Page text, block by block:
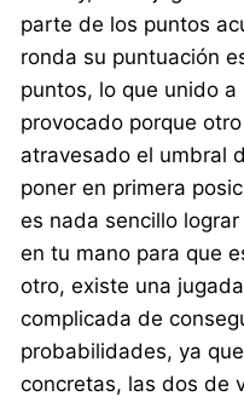
parte de los puntos
ronda su puntuación
puntos, lo que unido
provocado porque
atravesado el umbral
poner en primera
es nada sencillo
en tu mano para que
otro, existe una
complicada de
probabilidades, ya
concretas, las dos de